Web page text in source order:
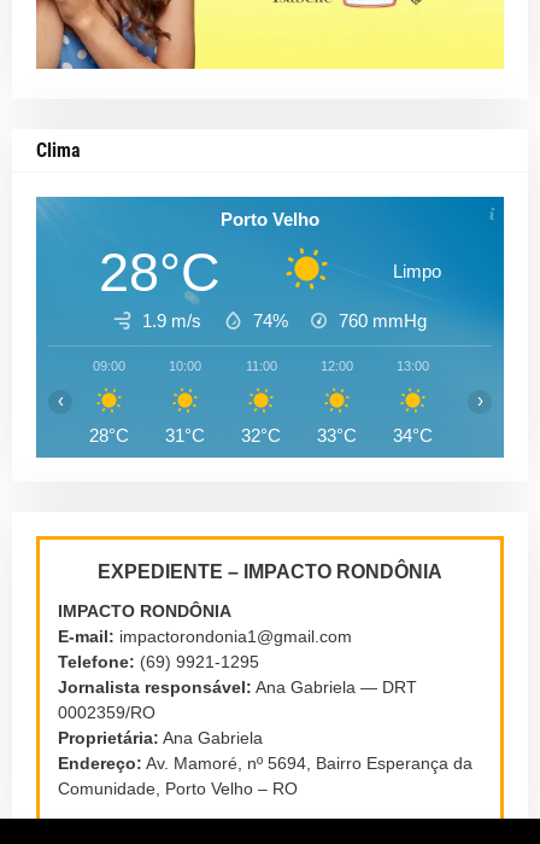
Clima
Porto Velho
28°C Limpo
1.9 m/s 74% 760 mmHg
09:00
28°C
10:00
31°C
11:00
32°C
12:00
33°C
13:00
34°C
‹ ›
EXPEDIENTE – IMPACTO RONDÔNIA
IMPACTO RONDÔNIA
E-mail: impactorondonia1@gmail.com
Telefone: (69) 9921-1295
Jornalista responsável: Ana Gabriela — DRT
0002359/RO
Proprietária: Ana Gabriela
Endereço: Av. Mamoré, nº 5694, Bairro Esperança da
Comunidade, Porto Velho – RO